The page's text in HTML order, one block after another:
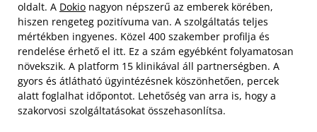
oldalt. A Dokio nagyon népszerű az emberek körében,
hiszen rengeteg pozitívuma van. A szolgáltatás teljes
mértékben ingyenes. Közel 400 szakember profilja és
rendelése érhető el itt. Ez a szám egyébként folyamatosan
növekszik. A platform 15 klinikával áll partnerségben. A
gyors és átlátható ügyintézésnek köszönhetően, percek
alatt foglalhat időpontot. Lehetőség van arra is, hogy a
szakorvosi szolgáltatásokat összehasonlítsa.